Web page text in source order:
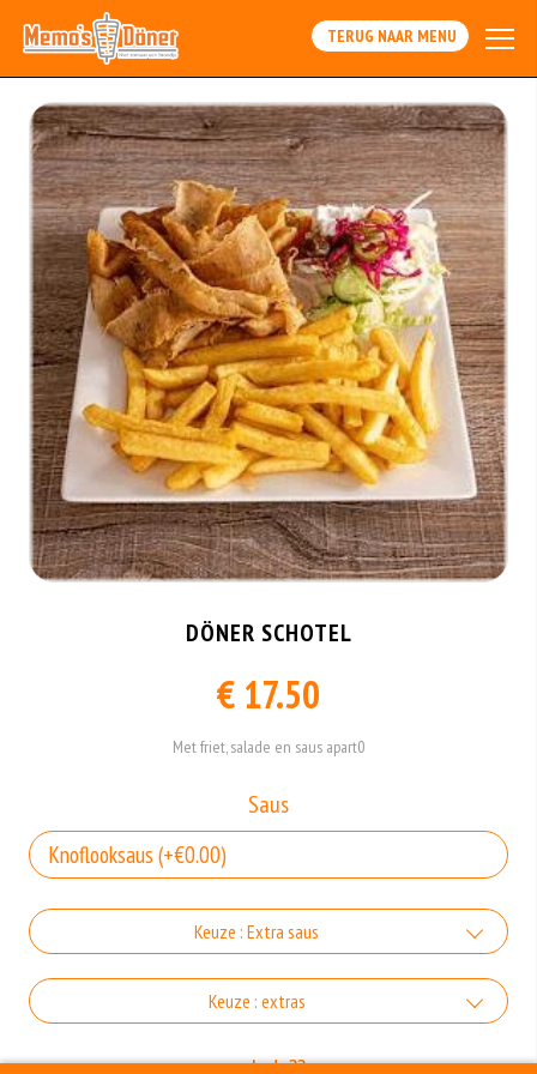
TERUG NAAR MENU
DÖNER SCHOTEL
€ 17.50
Met friet, salade en saus apart0
Saus
Keuze : Extra saus
Knoflooksaus
Keuze : extras
Zonder sla
salade??